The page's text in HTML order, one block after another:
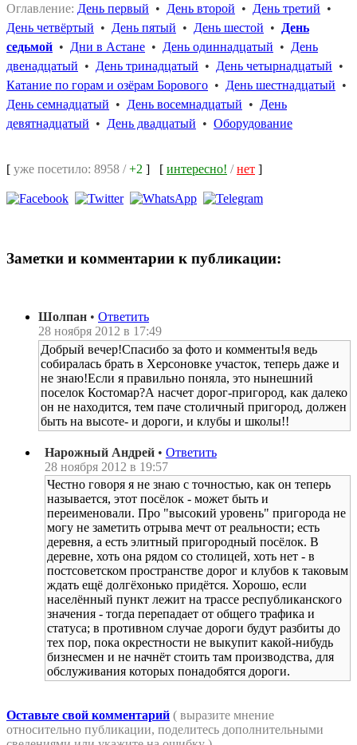
Оглавление: День первый • День второй • День третий •
День четвёртый • День пятый • День шестой •
День
седьмой • Дни в Астане • День одиннадцатый • День
двенадцатый • День тринадцатый • День четырнадцатый •
Катание по горам и озёрам Борового • День шестнадцатый •
День семнадцатый • День восемнадцатый • День
девятнадцатый • День двадцатый • Оборудование
[ уже посетило: 8958 /+2 ] [ интересно! /нет ]
Заметки и комментарии к публикации:
Шолпан • Ответить
28 ноября 2012 в 17:49
Добрый вечер!Спасибо за фото и комменты!я ведь
собиралась брать в Херсоновке участок, теперь даже и
не знаю!Если я правильно поняла, это нынешний
поселок Костомар?А насчет дорог-пригород, как далеко
он не находится, тем паче столичный пригород, должен
быть на высоте- и дороги, и клубы и школы!!
Нарожный Андрей • Ответить
28 ноября 2012 в 19:57
Честно говоря я не знаю с точностью, как он теперь
называется, этот посёлок - может быть и
переименовали. Про "высокий уровень" пригорода не
могу не заметить отрыва мечт от реальности; есть
деревня, а есть элитный пригородный посёлок. В
деревне, хоть она рядом со столицей, хоть нет - в
постсоветском пространстве дорог и клубов к таковым
ждать ещё долгёхонько придётся. Хорошо, если
населённый пункт лежит на трассе республиканского
значения - тогда перепадает от общего трафика и
статуса; в противном случае дороги будут разбиты до
тех пор, пока окрестности не выкупит какой-нибудь
бизнесмен и не начнёт стоить там производства, для
обслуживания которых понадобятся дороги.
Оставьте свой комментарий ( выразите мнение
относительно публикации, поделитесь дополнительными